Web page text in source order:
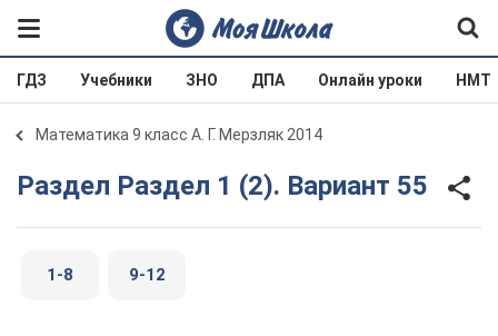
ГДЗ Учебники ЗНО ДПА Онлайн уроки НМТ
Математика 9 класс А. Г. Мерзляк 2014
Раздел Раздел 1 (2). Вариант 55
1-8 9-12